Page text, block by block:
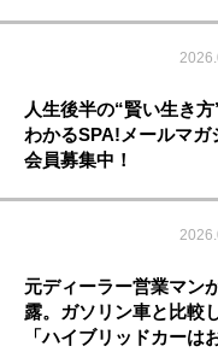
人生後半の“賢い生き方
わかるSPA!メールマガ
会員募集中！
元ディーラー営業マン
露。ガソリン車と比較
「ハイブリッドカーは